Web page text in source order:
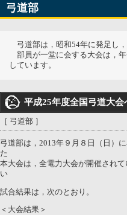
弓道部
弓道部は，昭和54年に発足し
部員が一堂に会する大会は，
しています。
平成25年度全国弓道大会
［ 弓道部 ］
弓道部は，2013年９月８日（日）
た 「平成25年
本大会は，全電力大会が開催され
い 震災以降
試合結果は，次のとおり。
＜大会結果＞